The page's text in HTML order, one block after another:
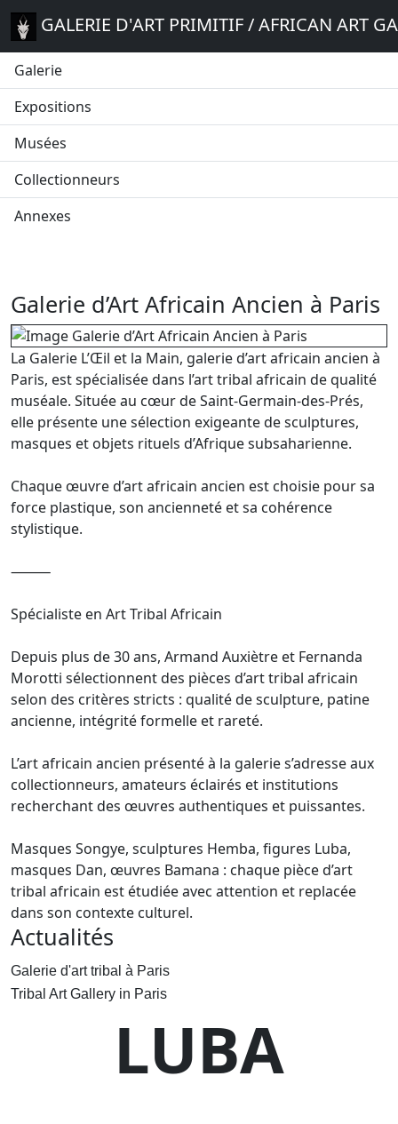
GALERIE D'ART PRIMITIF / AFRICAN ART
Galerie
Expositions
Musées
Collectionneurs
Annexes
Galerie d’Art Africain Ancien à Paris
La Galerie L’Œil et la Main, galerie d’art africain ancien à
Paris, est spécialisée dans l’art tribal africain de qualité
muséale. Située au cœur de Saint-Germain-des-Prés,
elle présente une sélection exigeante de sculptures,
masques et objets rituels d’Afrique subsaharienne.
Chaque œuvre d’art africain ancien est choisie pour sa
force plastique, son ancienneté et sa cohérence
stylistique.
⸻
Spécialiste en Art Tribal Africain
Depuis plus de 30 ans, Armand Auxiètre et Fernanda
Morotti sélectionnent des pièces d’art tribal africain
selon des critères stricts : qualité de sculpture, patine
ancienne, intégrité formelle et rareté.
L’art africain ancien présenté à la galerie s’adresse aux
collectionneurs, amateurs éclairés et institutions
recherchant des œuvres authentiques et puissantes.
Masques Songye, sculptures Hemba, figures Luba,
masques Dan, œuvres Bamana : chaque pièce d’art
tribal africain est étudiée avec attention et replacée
dans son contexte culturel.
Actualités
Galerie d'art tribal à Paris
Tribal Art Gallery in Paris
LUBA